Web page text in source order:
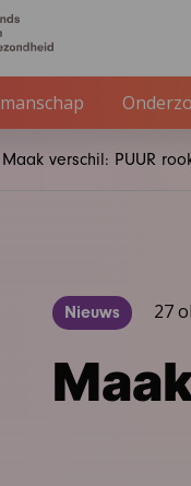
Maak verschil: PUUR
Nieuws 27